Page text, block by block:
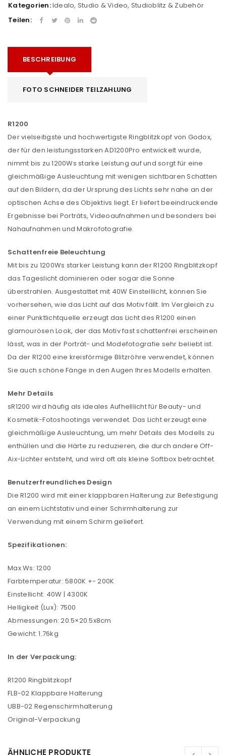
ANMELDEN
Benutzername oder E-Mail-Adresse
Anmeldeformular geschützt durch
ANMELDEN
Kategorien:Idealo, Studio & Video, Studioblitz & Zubehör
Teilen:
BESCHREIBUNG
FOTO SCHNEIDER TEILZAHLUNG
R1200
Der vielseitigste und hochwertigste Ringblitzkopf von Godox,
der für den leistungsstarken AD1200Pro entwickelt wurde,
nimmt bis zu 1200Ws starke Leistung auf und sorgt für eine
gleichmäßige Ausleuchtung mit wenigen sichtbaren Schatten
auf den Bildern, da der Ursprung des Lichts sehr nahe an der
optischen Achse des Objektivs liegt. Er liefert beeindruckende
Ergebnisse bei Porträts, Videoaufnahmen und besonders bei
Nahaufnahmen und Makrofotografie.
Schattenfreie Beleuchtung
Mit bis zu 1200Ws starker Leistung kann der R1200 Ringblitzkopf
das Tageslicht dominieren oder sogar die Sonne
überstrahlen. Ausgestattet mit 40W Einstelllicht, können Sie
vorhersehen, wie das Licht auf das Motiv fällt. Im Vergleich zu
einer Punktlichtquelle erzeugt das Licht des R1200 einen
glamourösen Look, der das Motiv fast schattenfrei erscheinen
lässt, was in der Porträt- und Modefotografie sehr beliebt ist.
Da der R1200 eine kreisförmige Blitzröhre verwendet, können
Sie auch schöne Fänge in den Augen Ihres Modells erhalten.
Mehr Details
sR1200 wird häufig als ideales Aufhelllicht für Beauty- und
Kosmetik-Fotoshootings verwendet. Das Licht erzeugt eine
gleichmäßige Ausleuchtung, um mehr Details des Modells zu
enthüllen und die Härte zu reduzieren, die durch andere Off-
Aix-Lichter entsteht, und wird oft als kleine Softbox betrachtet.
Benutzerfreundliches Design
Die R1200 wird mit einer klappbaren Halterung zur Befestigung
an einem Lichtstativ und einer Schirmhalterung zur
Verwendung mit einem Schirm geliefert.
Spezifikationen:
Max Ws: 1200
Farbtemperatur: 5800K +- 200K
Einstellicht: 40W | 4300K
Helligkeit (Lux): 7500
Abmessungen: 20.5×20.5x8cm
Gewicht: 1.76kg
In der Verpackung:
R1200 Ringblitzkopf
FLB-02 Klappbare Halterung
UBB-02 Regenschirmhalterung
Original-Verpackung
ÄHNLICHE PRODUKTE